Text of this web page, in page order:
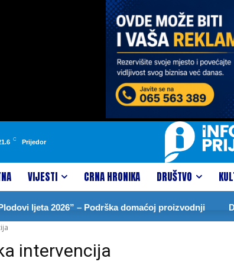
C Prijedor
VIJESTI CRNA HRONIKA DRUŠTVO
ljeta 2026” – Podrška domaćoj proizvodnji
intervencija